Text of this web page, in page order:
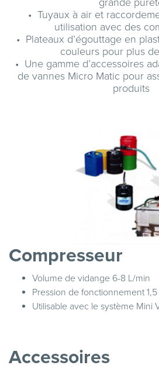
• Tuyaux à air et
utilisation avec des
• Plateaux d’égouttage en
couleurs pour plus
• Une gamme d’accessoires
de vannes Micro Matic pour
produits
Compresseur
Volume de vidange 6-8 L/min
Pression de fonctionnement
Utilisable avec le système Mini
Accessoires